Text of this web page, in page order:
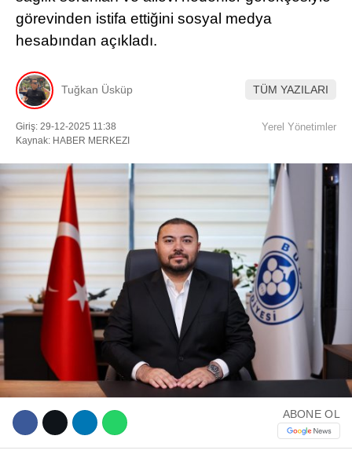
Instagram
Youtube
TikTok
DIĞER
görevinden istifa ettiğini sosyal medya
hesabından açıkladı.
Tuğkan Üsküp TÜM YAZILARI
Giriş: 29-12-2025 11:38
Kaynak: HABER MERKEZI
Yerel Yönetimler
ABONE OL